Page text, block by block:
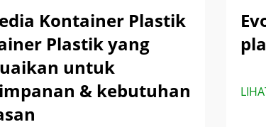
Kontainer Plastik
Plastik yang
untuk
& kebutuhan